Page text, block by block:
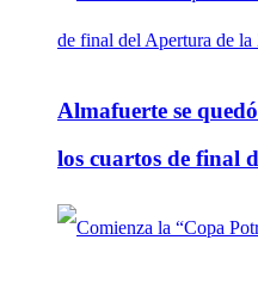
Almafuerte se
los cuartos de final